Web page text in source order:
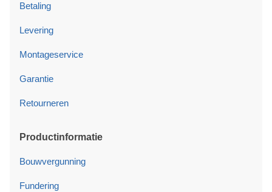
Betaling
Levering
Montageservice
Garantie
Retourneren
Productinformatie
Bouwvergunning
Fundering